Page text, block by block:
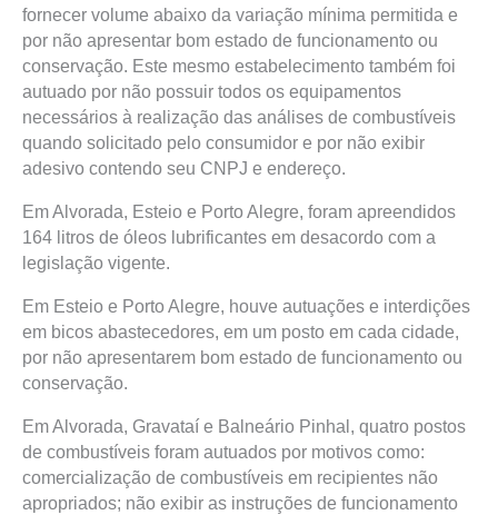
fornecer volume abaixo da variação mínima permitida e
por não apresentar bom estado de funcionamento ou
conservação. Este mesmo estabelecimento também foi
autuado por não possuir todos os equipamentos
necessários à realização das análises de combustíveis
quando solicitado pelo consumidor e por não exibir
adesivo contendo seu CNPJ e endereço.
Em Alvorada, Esteio e Porto Alegre, foram apreendidos
164 litros de óleos lubrificantes em desacordo com a
legislação vigente.
Em Esteio e Porto Alegre, houve autuações e interdições
em bicos abastecedores, em um posto em cada cidade,
por não apresentarem bom estado de funcionamento ou
conservação.
Em Alvorada, Gravataí e Balneário Pinhal, quatro postos
de combustíveis foram autuados por motivos como:
comercialização de combustíveis em recipientes não
apropriados; não exibir as instruções de funcionamento